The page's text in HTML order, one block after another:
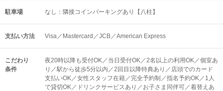
駐車場 なし：隣接コインパーキングあり【八柱】
支払い方法 Visa／Mastercard／JCB／American Express
こだわり
条件
夜20時以降も受付OK／当日受付OK／2名以上の利用OK／個室あ
り／駅から徒歩5分以内／2回目以降特典あり／店頭でのカード
支払いOK／女性スタッフ在籍／完全予約制／指名予約OK／1人
で貸切OK／ドリンクサービスあり／お子さま同伴可／着替えあ